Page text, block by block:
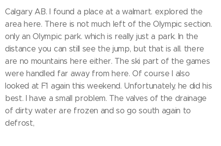
Calgary AB. I found a place at a walmart. explored the
area here. There is not much left of the Olympic section.
only an Olympic park. which is really just a park. In the
distance you can still see the jump, but that is all. there
are no mountains here either. The ski part of the games
were handled far away from here. Of course I also
looked at F1 again this weekend. Unfortunately, he did his
best. I have a small problem. The valves of the drainage
of dirty water are frozen and so go south again to
defrost,